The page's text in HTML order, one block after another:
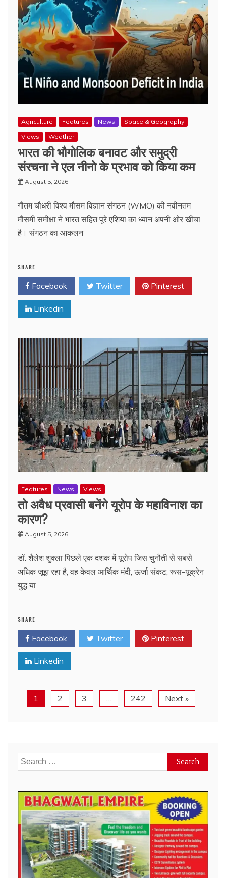
Agriculture Features News
Space & Geography
Views
Weather
भारत की भौगोलिक बनावट और समुद्री
संरचना ने एल नीनो के प्रभाव को किया कम
August 5, 2026
गौतम चौधरी विश्व मौसम विज्ञान संगठन (WMO) की नवीनतम
मौसमी समीक्षा ने भारत सहित पूरे एशिया का ध्यान अपनी ओर खींचा
है। संगठन का आकलन
SHARE
Facebook Twitter Pinterest
Linkedin
Features News Views
तो अवैध प्रवासी बनेंगे यूरोप के महाविनाश का
कारण?
August 5, 2026
डॉ. शैलेश शुक्ला पिछले एक दशक में यूरोप जिस चुनौती से सबसे
अधिक जूझ रहा है, वह केवल आर्थिक मंदी, ऊर्जा संकट, रूस-यूक्रेन
युद्ध या
SHARE
Facebook Twitter Pinterest
Linkedin
1 2 3 242 Next »
Search
for: